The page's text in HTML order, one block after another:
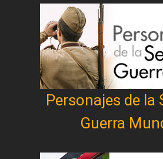
Personajes de la
Guerra